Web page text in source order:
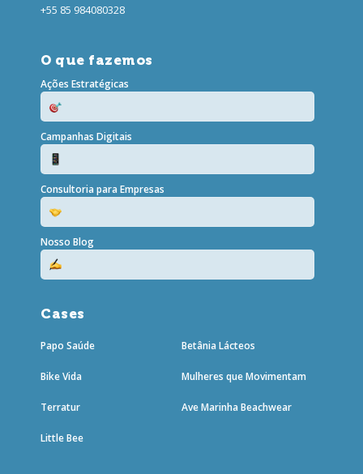
+55 85 984080328
O que fazemos
Ações Estratégicas
Campanhas Digitais
Consultoria para Empresas
Nosso Blog
Cases
Papo Saúde Betânia Lácteos
Bike Vida Mulheres que Movimentam
Terratur Ave Marinha Beachwear
Little Bee